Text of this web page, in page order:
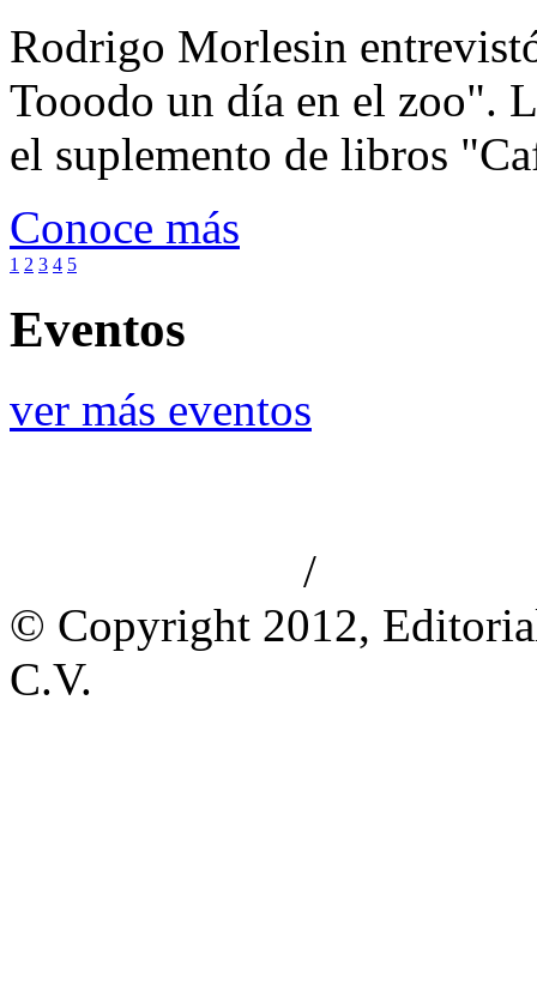
Rodrigo Morlesin
Tooodo un día en el zoo".
el suplemento de libros
Conoce más
1 2 3 4 5
Eventos
ver más eventos
/
© Copyright 2012,
C.V.